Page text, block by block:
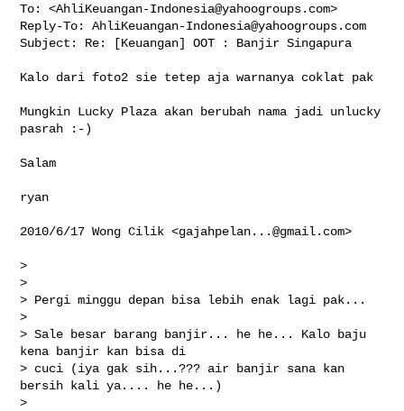
To: <AhliKeuangan-Indonesia@yahoogroups.com>
Reply-To: AhliKeuangan-Indonesia@yahoogroups.com
Subject: Re: [Keuangan] OOT : Banjir Singapura
Kalo dari foto2 sie tetep aja warnanya coklat pak
Mungkin Lucky Plaza akan berubah nama jadi unlucky
pasrah :-)
Salam
ryan
2010/6/17 Wong Cilik <gajahpelan...@gmail.com>
>
>
> Pergi minggu depan bisa lebih enak lagi pak...
>
> Sale besar barang banjir... he he... Kalo baju
kena banjir kan bisa di
> cuci (iya gak sih...??? air banjir sana kan
bersih kali ya.... he he...)
>